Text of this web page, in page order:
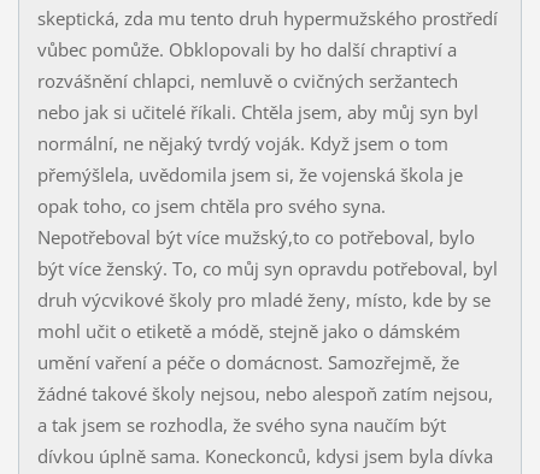
skeptická, zda mu tento druh hypermužského prostředí
vůbec pomůže. Obklopovali by ho další chraptiví a
rozvášnění chlapci, nemluvě o cvičných seržantech
nebo jak si učitelé říkali. Chtěla jsem, aby můj syn byl
normální, ne nějaký tvrdý voják. Když jsem o tom
přemýšlela, uvědomila jsem si, že vojenská škola je
opak toho, co jsem chtěla pro svého syna.
Nepotřeboval být více mužský,to co potřeboval, bylo
být více ženský. To, co můj syn opravdu potřeboval, byl
druh výcvikové školy pro mladé ženy, místo, kde by se
mohl učit o etiketě a módě, stejně jako o dámském
umění vaření a péče o domácnost. Samozřejmě, že
žádné takové školy nejsou, nebo alespoň zatím nejsou,
a tak jsem se rozhodla, že svého syna naučím být
dívkou úplně sama. Koneckonců, kdysi jsem byla dívka